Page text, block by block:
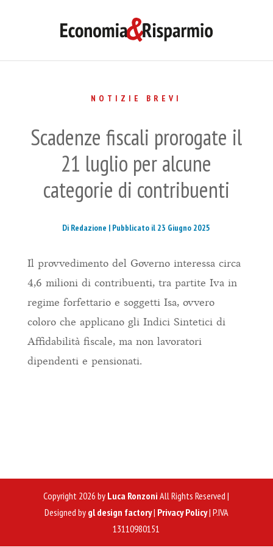
NOTIZIE BREVI
Scadenze fiscali prorogate il
21 luglio per alcune
categorie di contribuenti
Di Redazione | Pubblicato il 23 Giugno 2025
Il provvedimento del Governo interessa circa
4,6 milioni di contribuenti, tra partite Iva in
regime forfettario e soggetti Isa, ovvero
coloro che applicano gli Indici Sintetici di
Affidabilità fiscale, ma non lavoratori
dipendenti e pensionati.
Copyright 2026 by Luca Ronzoni All Rights Reserved |
Designed by gl design factory| Privacy Policy| P.IVA
13110980151